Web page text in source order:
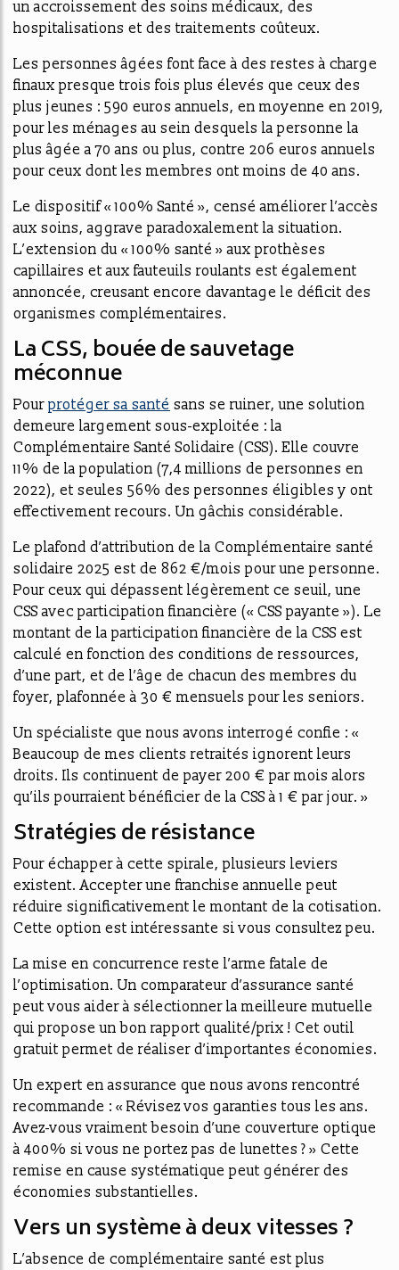
un accroissement des soins médicaux, des
hospitalisations et des traitements coûteux.
Les personnes âgées font face à des restes à charge
finaux presque trois fois plus élevés que ceux des
plus jeunes : 590 euros annuels, en moyenne en 2019,
pour les ménages au sein desquels la personne la
plus âgée a 70 ans ou plus, contre 206 euros annuels
pour ceux dont les membres ont moins de 40 ans.
Le dispositif « 100% Santé », censé améliorer l’accès
aux soins, aggrave paradoxalement la situation.
L’extension du « 100% santé » aux prothèses
capillaires et aux fauteuils roulants est également
annoncée, creusant encore davantage le déficit des
organismes complémentaires.
La CSS, bouée de sauvetage
méconnue
Pour protéger sa santé sans se ruiner, une solution
demeure largement sous-exploitée : la
Complémentaire Santé Solidaire (CSS). Elle couvre
11% de la population (7,4 millions de personnes en
2022), et seules 56% des personnes éligibles y ont
effectivement recours. Un gâchis considérable.
Le plafond d’attribution de la Complémentaire santé
solidaire 2025 est de 862 €/mois pour une personne.
Pour ceux qui dépassent légèrement ce seuil, une
CSS avec participation financière (« CSS payante »). Le
montant de la participation financière de la CSS est
calculé en fonction des conditions de ressources,
d’une part, et de l’âge de chacun des membres du
foyer, plafonnée à 30 € mensuels pour les seniors.
Un spécialiste que nous avons interrogé confie : «
Beaucoup de mes clients retraités ignorent leurs
droits. Ils continuent de payer 200 € par mois alors
qu’ils pourraient bénéficier de la CSS à 1 € par jour. »
Stratégies de résistance
Pour échapper à cette spirale, plusieurs leviers
existent. Accepter une franchise annuelle peut
réduire significativement le montant de la cotisation.
Cette option est intéressante si vous consultez peu.
La mise en concurrence reste l’arme fatale de
l’optimisation. Un comparateur d’assurance santé
peut vous aider à sélectionner la meilleure mutuelle
qui propose un bon rapport qualité/prix ! Cet outil
gratuit permet de réaliser d’importantes économies.
Un expert en assurance que nous avons rencontré
recommande : « Révisez vos garanties tous les ans.
Avez-vous vraiment besoin d’une couverture optique
à 400% si vous ne portez pas de lunettes ? » Cette
remise en cause systématique peut générer des
économies substantielles.
Vers un système à deux vitesses ?
L’absence de complémentaire santé est plus